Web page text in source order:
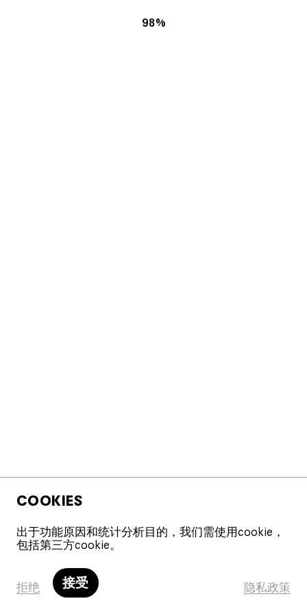
98%
COOKIES
出于功能原因和统计分析目的，我们需使用cookie，
包括第三方cookie。
拒绝 接受 隐私政策